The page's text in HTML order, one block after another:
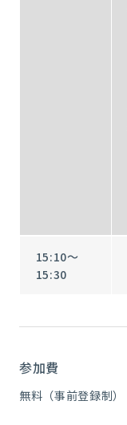
15:10～
15:30
参加費
無料（事前登録制）